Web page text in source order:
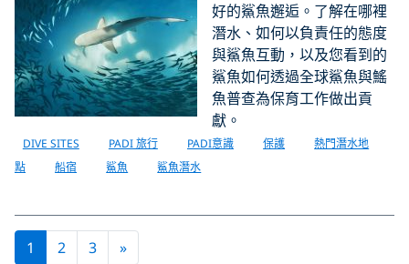
好的鯊魚邂逅。了解在哪裡
潛水、如何以負責任的態度
與鯊魚互動，以及您看到的
鯊魚如何透過全球鯊魚與鰩
魚普查為保育工作做出貢
獻。
DIVE SITES PADI 旅行 PADI意識 保護
熱門潛水地
點
船宿 鯊魚 鯊魚潛水
1 2 3 »Next page